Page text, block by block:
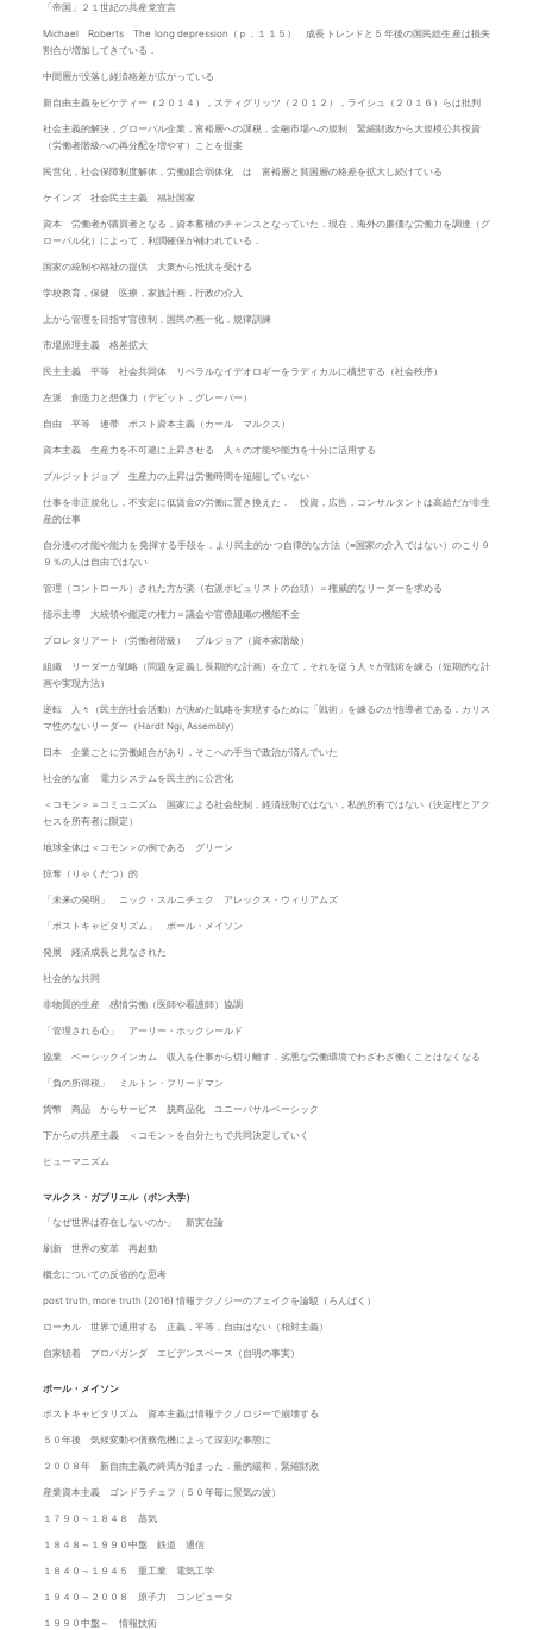
「帝国」２１世紀の共産党宣言
Michael Roberts The long depression（ｐ．１１５） 成長トレンドと５年後の国民総生産は損失
割合が増加してきている．
中間層が没落し経済格差が広がっている
新自由主義をピケティー（２０１４），スティグリッツ（２０１２），ライシュ（２０１６）らは批判
社会主義的解決，グローバル企業，富裕層への課税，金融市場への規制 緊縮財政から大規模公共投資
（労働者階級への再分配を増やす）ことを提案
民営化，社会保障制度解体，労働組合弱体化 は 富裕層と貧困層の格差を拡大し続けている
ケインズ 社会民主主義 福祉国家
資本 労働者が購買者となる，資本蓄積のチャンスとなっていた．現在，海外の廉価な労働力を調達（グ
ローバル化）によって，利潤確保が補われている．
国家の統制や福祉の提供 大衆から抵抗を受ける
学校教育，保健 医療，家族計画，行政の介入
上から管理を目指す官僚制，国民の画一化，規律訓練
市場原理主義 格差拡大
民主主義 平等 社会共同体 リベラルなイデオロギーをラディカルに構想する（社会秩序）
左派 創造力と想像力（デビット，グレーバー）
自由 平等 連帯 ポスト資本主義（カール マルクス）
資本主義 生産力を不可避に上昇させる 人々の才能や能力を十分に活用する
ブルジットジョブ 生産力の上昇は労働時間を短縮していない
仕事を非正規化し，不安定に低賃金の労働に置き換えた． 投資，広告，コンサルタントは高給だが非生
産的仕事
自分達の才能や能力を発揮する手段を，より民主的かつ自律的な方法（≡国家の介入ではない）のこり９
９％の人は自由ではない
管理（コントロール）された方が楽（右派ポピュリストの台頭）＝権威的なリーダーを求める
指示主導 大統領や鑑定の権力＝議会や官僚組織の機能不全
プロレタリアート（労働者階級） ブルジョア（資本家階級）
組織 リーダーが戦略（問題を定義し長期的な計画）を立て，それを従う人々が戦術を練る（短期的な計
画や実現方法）
逆転 人々（民主的社会活動）が決めた戦略を実現するために「戦術」を練るのが指導者である．カリス
マ性のないリーダー（Hardt Ngi, Assembly）
日本 企業ごとに労働組合があり，そこへの手当で政治が済んでいた
社会的な富 電力システムを民主的に公営化
＜コモン＞＝コミュニズム 国家による社会統制，経済統制ではない，私的所有ではない（決定権とアク
セスを所有者に限定）
地球全体は＜コモン＞の例である グリーン
掠奪（りゃくだつ）的
「未来の発明」 ニック・スルニチェク アレックス・ウィリアムズ
「ポストキャピタリズム」 ポール・メイソン
発展 経済成長と見なされた
社会的な共同
非物質的生産 感情労働（医師や看護師）協調
「管理される心」 アーリー・ホックシールド
協業 ベーシックインカム 収入を仕事から切り離す．劣悪な労働環境でわざわざ働くことはなくなる
「負の所得税」 ミルトン・フリードマン
貨幣 商品 からサービス 脱商品化 ユニーバサルベーシック
下からの共産主義 ＜コモン＞を自分たちで共同決定していく
ヒューマニズム
マルクス・ガブリエル（ボン大学）
「なぜ世界は存在しないのか」 新実在論
刷新 世界の変革 再起動
概念についての反省的な思考
post truth, more truth (2016) 情報テクノジーのフェイクを論駁（ろんばく）
ローカル 世界で通用する 正義，平等，自由はない（相対主義）
自家頓着 プロパガンダ エビデンスベース（自明の事実）
ポール・メイソン
ポストキャピタリズム 資本主義は情報テクノロジーで崩壊する
５０年後 気候変動や債務危機によって深刻な事態に
２００８年 新自由主義の終焉が始まった．量的緩和，緊縮財政
産業資本主義 ゴンドラチェフ（５０年毎に景気の波）
１７９０～１８４８ 蒸気
１８４８～１９９０中盤 鉄道 通信
１８４０～１９４５ 重工業 電気工学
１９４０～２００８ 原子力 コンピュータ
１９９０中盤～ 情報技術